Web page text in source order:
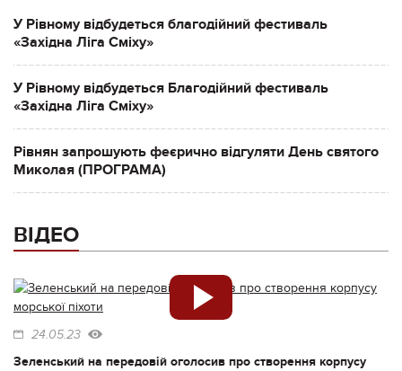
У Рівному відбудеться благодійний фестиваль
«Західна Ліга Сміху»
У Рівному відбудеться Благодійний фестиваль
«Західна Ліга Сміху»
Рівнян запрошують феєрично відгуляти День святого
Миколая (ПРОГРАМА)
ВІДЕО
24.05.23
Зеленський на передовій оголосив про створення корпусу